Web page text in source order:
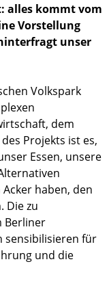
alles kommt vom
Vorstellung
unser
Volkspark
dem
Projekts ist es,
Essen, unsere
haben, den
Die zu
Berliner
sensibilisieren für
und die